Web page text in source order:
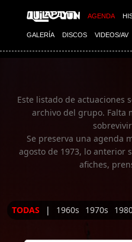
AGENDA
GALERÍA DISCOS VIDEOS/AV
Imagen 01
Este listado de actuaciones
archivo del grupo. Falta
Se preserva una agenda
agosto de 1973, lo anterior
afiches,
TODAS | 1960s 1970s